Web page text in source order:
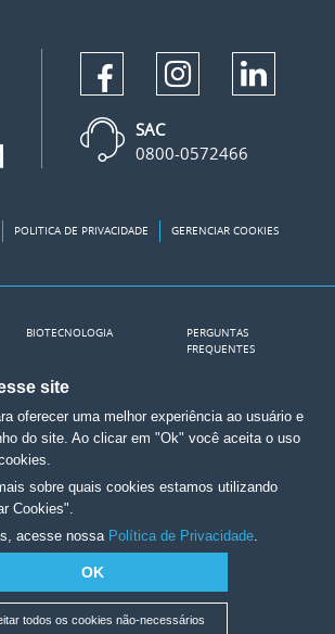
SAC
0800-0572466
POLITICA DE PRIVACIDADE GERENCIAR COOKIES
BIOTECNOLOGIA
INSULINA NO SUS
NA MÍDIA
PERGUNTAS
FREQUENTES
Portal Científico
Relações com
Investidores
site
oferecer uma melhor experiência ao usuário e
do site. Ao clicar em "Ok" você aceita o uso
sobre quais cookies estamos utilizando
Cookies".
acesse nossa Política de Privacidade.
OK
todos os cookies não-necessários